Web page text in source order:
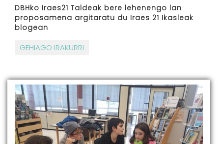
DBHko Iraes21 Taldeak bere lehenengo lan
proposamena argitaratu du Iraes 21 Ikasleak
blogean
GEHIAGO IRAKURRI